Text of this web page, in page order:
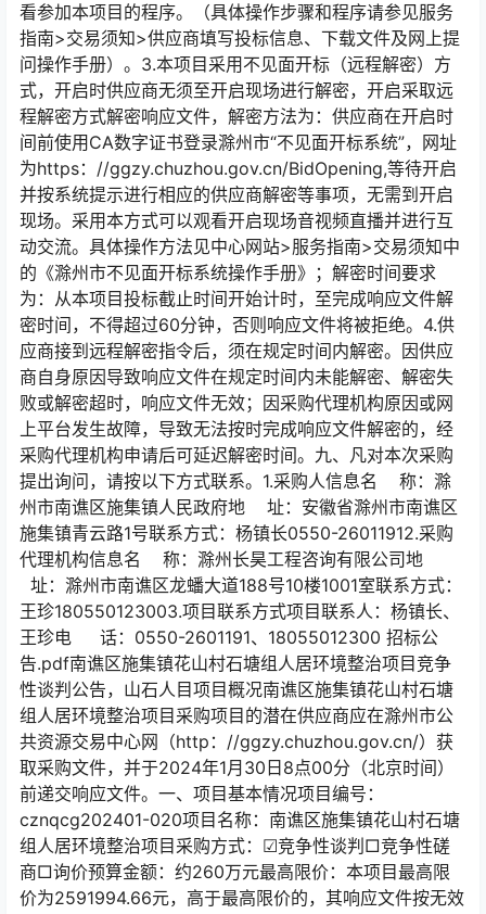
看参加本项目的程序。（具体操作步骤和程序请参见服务
指南>交易须知>供应商填写投标信息、下载文件及网上提
问操作手册）。3.本项目采用不见面开标（远程解密）方
式，开启时供应商无须至开启现场进行解密，开启采取远
程解密方式解密响应文件，解密方法为：供应商在开启时
间前使用CA数字证书登录滁州市“不见面开标系统”，网址
为https：//ggzy.chuzhou.gov.cn/BidOpening,等待开启
并按系统提示进行相应的供应商解密等事项，无需到开启
现场。采用本方式可以观看开启现场音视频直播并进行互
动交流。具体操作方法见中心网站>服务指南>交易须知中
的《滁州市不见面开标系统操作手册》；解密时间要求
为：从本项目投标截止时间开始计时，至完成响应文件解
密时间，不得超过60分钟，否则响应文件将被拒绝。4.供
应商接到远程解密指令后，须在规定时间内解密。因供应
商自身原因导致响应文件在规定时间内未能解密、解密失
败或解密超时，响应文件无效；因采购代理机构原因或网
上平台发生故障，导致无法按时完成响应文件解密的，经
采购代理机构申请后可延迟解密时间。九、凡对本次采购
提出询问，请按以下方式联系。1.采购人信息名 称：滁
州市南谯区施集镇人民政府地 址：安徽省滁州市南谯区
施集镇青云路1号联系方式：杨镇长0550-26011912.采购
代理机构信息名 称：滁州长昊工程咨询有限公司地
址：滁州市南谯区龙蟠大道188号10楼1001室联系方式：
王珍180550123003.项目联系方式项目联系人：杨镇长、
王珍电 话：0550-2601191、18055012300 招标公
告.pdf南谯区施集镇花⼭村⽯塘组⼈居环境整治项⽬竞争
性谈判公告，⼭⽯⼈⽬项⽬概况南谯区施集镇花⼭村⽯塘
组⼈居环境整治项⽬采购项⽬的潜在供应商应在滁州市公
共资源交易中⼼⽹（http：//ggzy.chuzhou.gov.cn/）获
取采购⽂件，并于2024年1⽉30⽇8点00分（北京时间）
前递交响应⽂件。⼀、项⽬基本情况项⽬编号：
cznqcg202401-020项⽬名称：南谯区施集镇花⼭村⽯塘
组⼈居环境整治项⽬采购⽅式：☑竞争性谈判□竞争性磋
商□询价预算⾦额：约260万元最⾼限价：本项⽬最⾼限
价为2591994.66元，⾼于最⾼限价的，其响应⽂件按⽆效